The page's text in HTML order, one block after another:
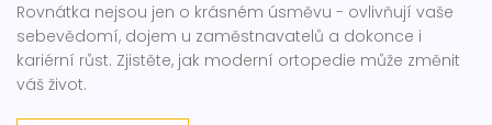
Rovnátka nejsou jen o krásném úsměvu - ovlivňují vaše
sebevědomí, dojem u zaměstnavatelů a dokonce i
kariérní růst. Zjistěte, jak moderní ortopedie může změnit
váš život.